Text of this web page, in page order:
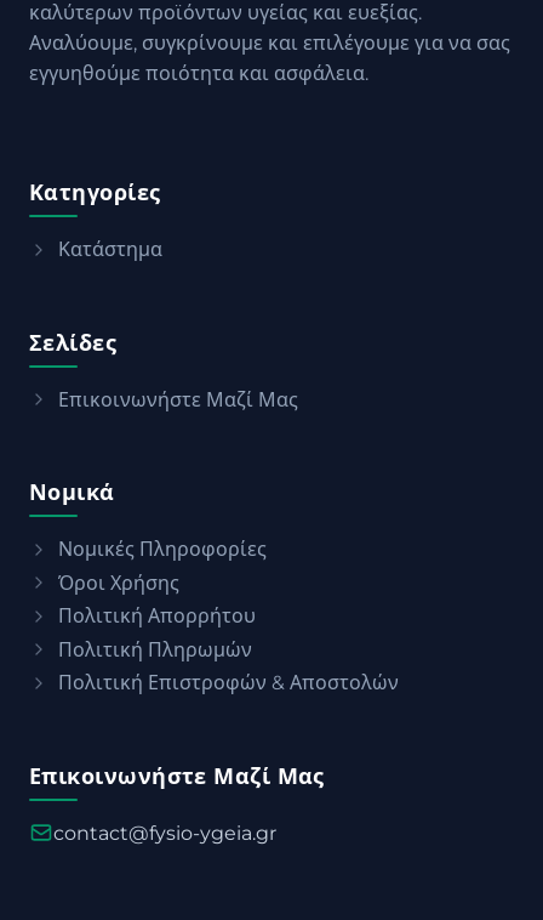
καλύτερων προϊόντων υγείας και ευεξίας.
Αναλύουμε, συγκρίνουμε και επιλέγουμε για να σας
εγγυηθούμε ποιότητα και ασφάλεια.
Κατηγορίες
Κατάστημα
Σελίδες
Επικοινωνήστε Μαζί Μας
Νομικά
Νομικές Πληροφορίες
Όροι Χρήσης
Πολιτική Απορρήτου
Πολιτική Πληρωμών
Πολιτική Επιστροφών & Αποστολών
Επικοινωνήστε Μαζί Μας
contact@fysio-ygeia.gr